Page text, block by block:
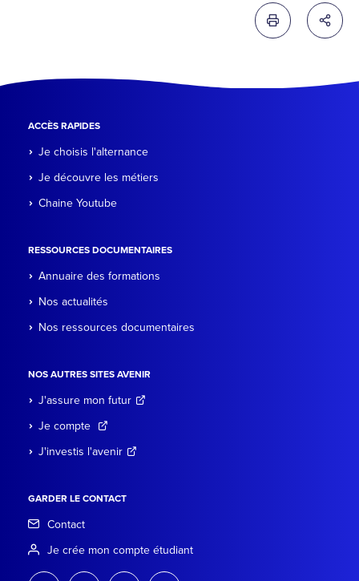
Imprimer cette
ACCÈS RAPIDES
Je choisis l'alternance
Je découvre les métiers
Chaine Youtube
RESSOURCES DOCUMENTAIRES
Annuaire des formations
Nos actualités
Nos ressources documentaires
NOS AUTRES SITES AVENIR
J'assure mon futur
Je compte
J'investis l'avenir
GARDER LE CONTACT
Contact
Je crée mon compte étudiant